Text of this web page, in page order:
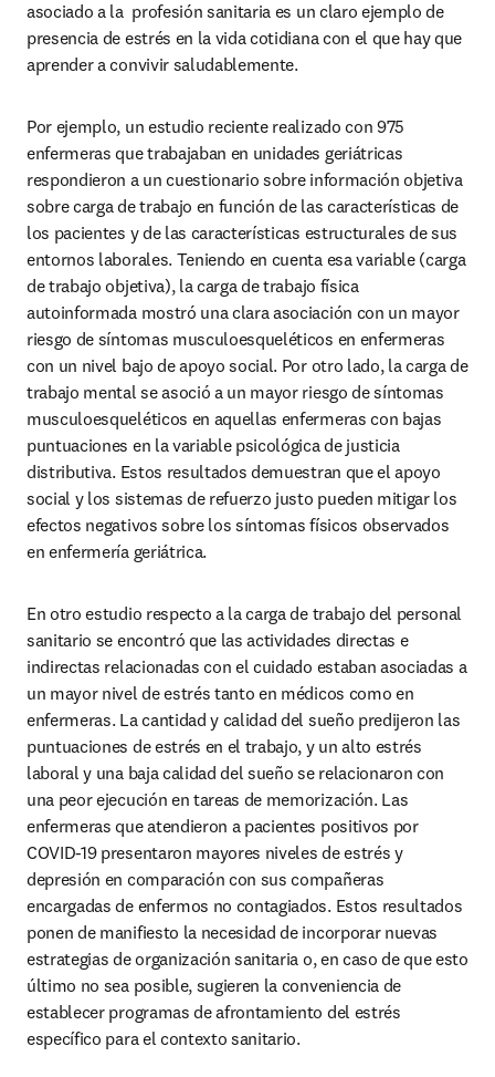
asociado a la  profesión sanitaria es un claro ejemplo de
presencia de estrés en la vida cotidiana con el que hay que
aprender a convivir saludablemente.
Por ejemplo, un estudio reciente realizado con 975
enfermeras que trabajaban en unidades geriátricas
respondieron a un cuestionario sobre información objetiva
sobre carga de trabajo en función de las características de
los pacientes y de las características estructurales de sus
entornos laborales. Teniendo en cuenta esa variable (carga
de trabajo objetiva), la carga de trabajo física
autoinformada mostró una clara asociación con un mayor
riesgo de síntomas musculoesqueléticos en enfermeras
con un nivel bajo de apoyo social. Por otro lado, la carga de
trabajo mental se asoció a un mayor riesgo de síntomas
musculoesqueléticos en aquellas enfermeras con bajas
puntuaciones en la variable psicológica de justicia
distributiva. Estos resultados demuestran que el apoyo
social y los sistemas de refuerzo justo pueden mitigar los
efectos negativos sobre los síntomas físicos observados
en enfermería geriátrica.
En otro estudio respecto a la carga de trabajo del personal
sanitario se encontró que las actividades directas e
indirectas relacionadas con el cuidado estaban asociadas a
un mayor nivel de estrés tanto en médicos como en
enfermeras. La cantidad y calidad del sueño predijeron las
puntuaciones de estrés en el trabajo, y un alto estrés
laboral y una baja calidad del sueño se relacionaron con
una peor ejecución en tareas de memorización. Las
enfermeras que atendieron a pacientes positivos por
COVID-19 presentaron mayores niveles de estrés y
depresión en comparación con sus compañeras
encargadas de enfermos no contagiados. Estos resultados
ponen de manifiesto la necesidad de incorporar nuevas
estrategias de organización sanitaria o, en caso de que esto
último no sea posible, sugieren la conveniencia de
establecer programas de afrontamiento del estrés
específico para el contexto sanitario.